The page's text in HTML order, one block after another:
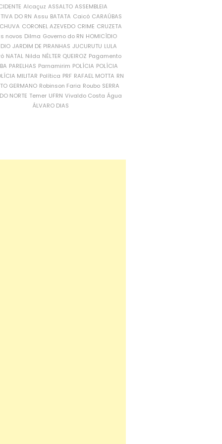
Alcaçuz ASSALTO ASSEMBLEIA
DO RN Assu BATATA Caicó CARAÚBAS
CORONEL AZEVEDO CRIME CRUZETA
novos Dilma Governo do RN HOMICÍDIO
JARDIM DE PIRANHAS JUCURUTU LULA
NATAL Nilda NÉLTER QUEIROZ Pagamento
PARELHAS Parnamirim POLÍCIA POLÍCIA
MILITAR Política PRF RAFAEL MOTTA RN
GERMANO Robinson Faria Roubo SERRA
NORTE Temer UFRN Vivaldo Costa Água
ÁLVARO DIAS